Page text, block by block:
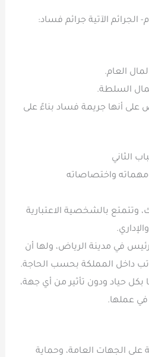
الآتية جرائم فساد:
العام.
السلطة.
على أنها جريمة فساد بناءً على
الثاني
واختصاصاته
وتتمتع بالشخصية الاعتبارية
في مدينة الرياض، ولها أن
داخل المملكة بحسب الحاجة.
بكل حياد ودون تأثير من أي جهة،
عملها.
على الجهات العامة، وحماية